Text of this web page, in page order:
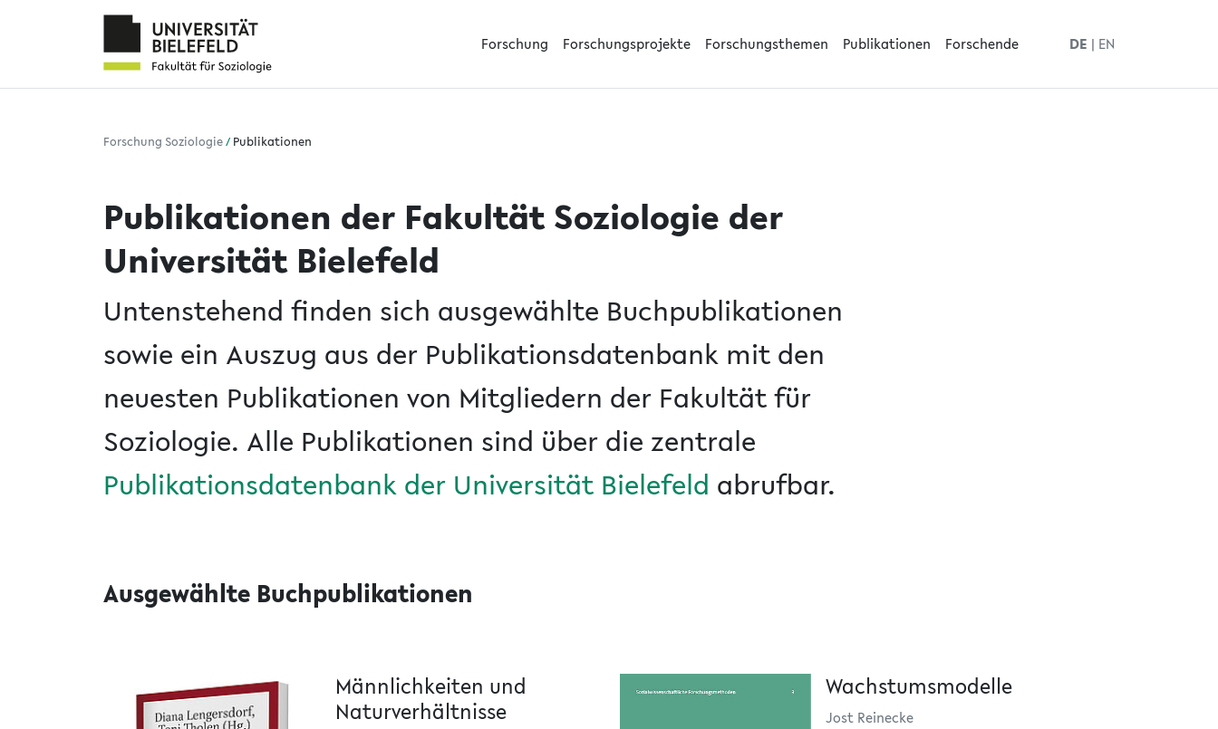
Forschung Forschungsprojekte Forschungsthemen Publikationen Forschende DE | EN
Forschung Soziologie/ Publikationen
Publikationen der Fakultät Soziologie der
Universität Bielefeld
Untenstehend finden sich ausgewählte Buchpublikationen
sowie ein Auszug aus der Publikationsdatenbank mit den
neuesten Publikationen von Mitgliedern der Fakultät für
Soziologie. Alle Publikationen sind über die zentrale
Publikationsdatenbank der Universität Bielefeld abrufbar.
Ausgewählte Buchpublikationen
Männlichkeiten und
Naturverhältnisse
Wachstumsmodelle
Jost Reinecke